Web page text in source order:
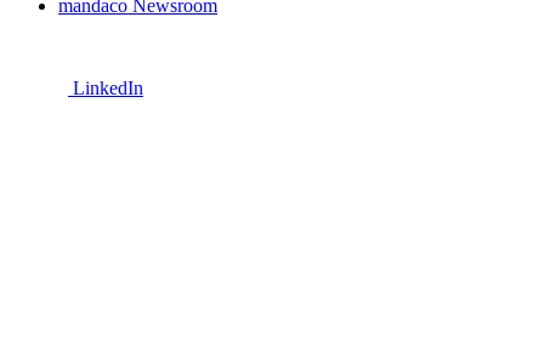
mandaco Newsroom
LinkedIn